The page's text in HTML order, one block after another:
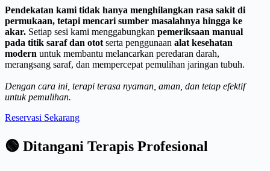
Pendekatan kami tidak hanya menghilangkan rasa sakit di
permukaan, tetapi mencari sumber masalahnya hingga ke
akar. Setiap sesi kami menggabungkan pemeriksaan manual
pada titik saraf dan otot serta penggunaan alat kesehatan
modern untuk membantu melancarkan peredaran darah,
merangsang saraf, dan mempercepat pemulihan jaringan tubuh.
Dengan cara ini, terapi terasa nyaman, aman, dan tetap efektif
untuk pemulihan.
Reservasi Sekarang
🟢 Ditangani Terapis Profesional